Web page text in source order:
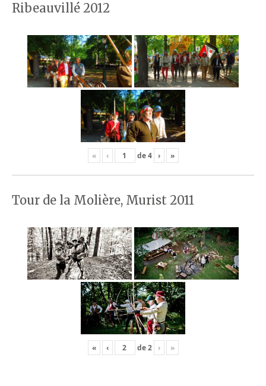
Ribeauvillé 2012
« ‹ de4 › »
Tour de la Molière, Murist 2011
« ‹ de2 › »